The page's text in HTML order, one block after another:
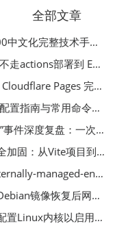
全部文章
KORG PA600中文化完整技术手册 - 从逆向到实现的全流程指南
Xget 无侵入不走actions部署到 EdgeOne Pages 指南
Xget 部署到 Cloudflare Pages 完整指南 - 无需修改源码的构建配置
Gemini CLI 配置指南与常用命令中文翻译 | API Key、MCP、代理设置
小红书“后门”事件深度复盘：一次沉默危机下的品牌、技术与流程三重考验
前端代码安全加固：从Vite项目到纯静态页面的深度混淆技术备忘
解决 Pip externally-managed-environment 错误：临时与永久绕过方案
解决腾讯云Debian镜像恢复后网络不通问题
如何编译和配置Linux内核以启用BBR2 | 内核编译教程